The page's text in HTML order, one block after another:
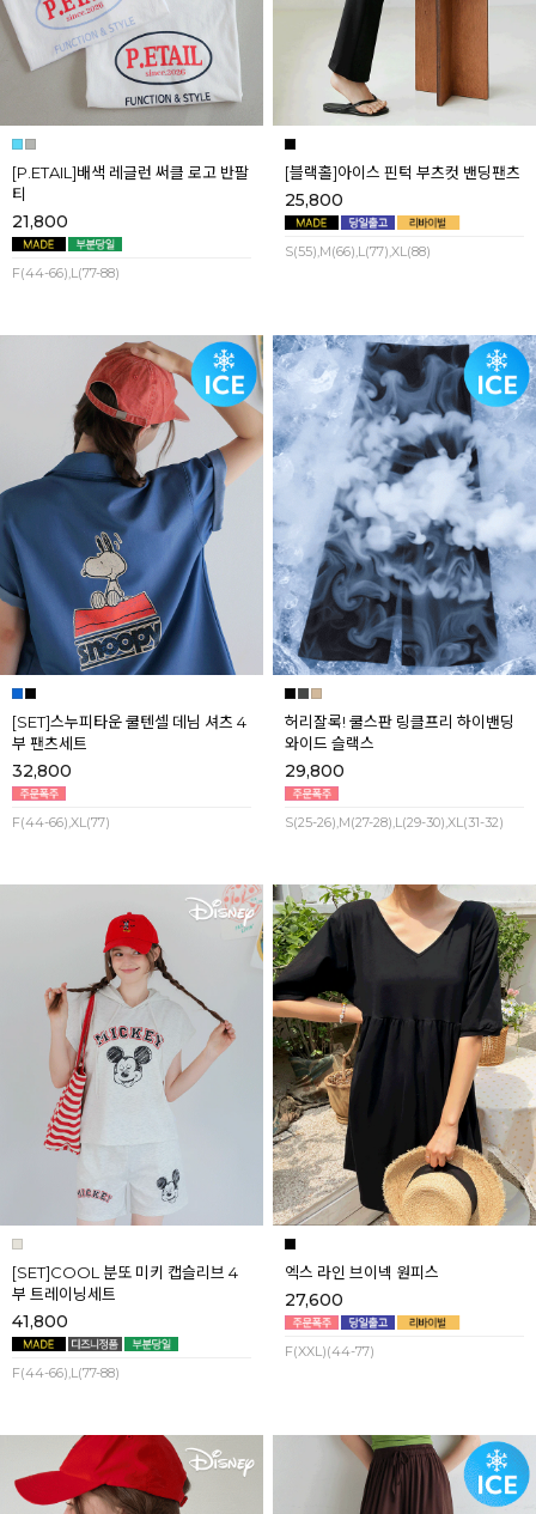
[P.ETAIL]배색 레글런 써클 로고 반팔
티
21,800
F(44-66),L(77-88)
[블랙홀]아이스 핀턱 부츠컷 밴딩팬츠
25,800
S(55),M(66),L(77),XL(88)
[SET]스누피타운 쿨텐셀 데님 셔츠 4
부 팬츠세트
32,800
F(44-66),XL(77)
허리잘록! 쿨스판 링클프리 하이밴딩
와이드 슬랙스
29,800
S(25-26),M(27-28),L(29-30),XL(31-32)
[SET]COOL 분또 미키 캡슬리브 4
부 트레이닝세트
41,800
F(44-66),L(77-88)
엑스 라인 브이넥 원피스
27,600
F(XXL)(44-77)